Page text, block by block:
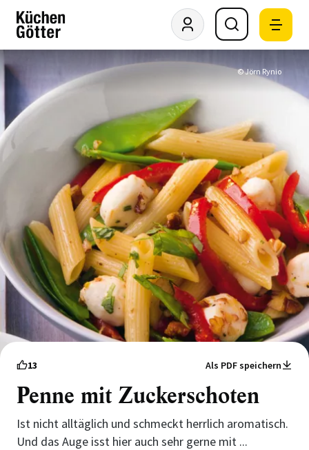
© Jörn Rynio
13 Als PDF speichern
Penne mit Zuckerschoten
Ist nicht alltäglich und schmeckt herrlich aromatisch.
Und das Auge isst hier auch sehr gerne mit ...